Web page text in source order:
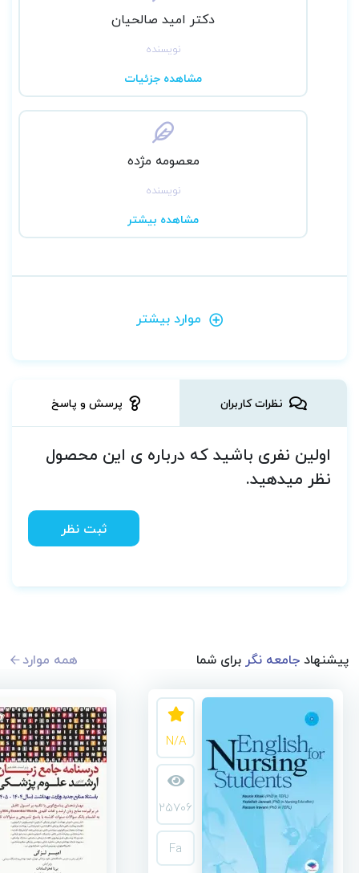
دکتر امید صالحیان
نویسنده
مشاهده جزئیات
معصومه مژده
نویسنده
مشاهده بیشتر
موارد بیشتر
نظرات کاربران پرسش و پاسخ
اولین نفری باشید که درباره ی این محصول
نظر میدهید.
ثبت نظر
پیشنهادجامعه نگر برای شما همه موارد
N/A
25706
Fa